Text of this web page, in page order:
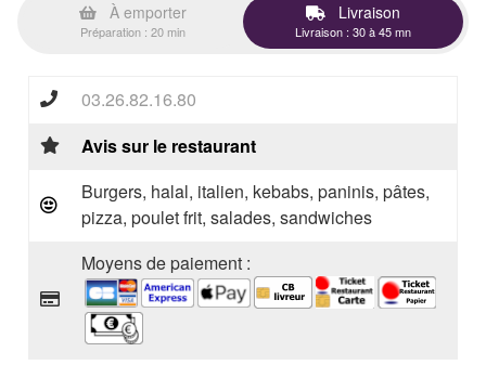
À emporter
Préparation : 20 min
Livraison
Livraison : 30 à 45 mn
03.26.82.16.80
Avis sur le restaurant
Burgers, halal, italien, kebabs, paninis, pâtes,
pizza, poulet frit, salades, sandwiches
Moyens de paiement :